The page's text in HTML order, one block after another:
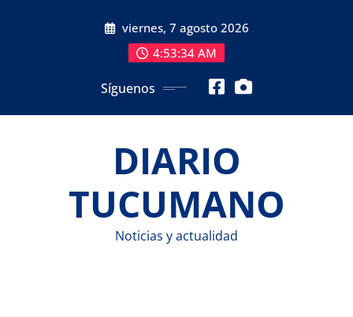
viernes, 7 agosto 2026
4:53:35 AM
Síguenos
DIARIO
TUCUMANO
Noticias y actualidad